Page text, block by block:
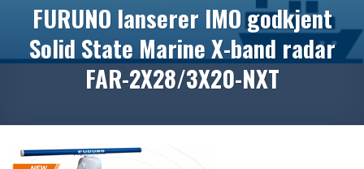
FURUNO lanserer IMO godkjent
Solid State Marine X-band radar
FAR-2X28/3X20-NXT